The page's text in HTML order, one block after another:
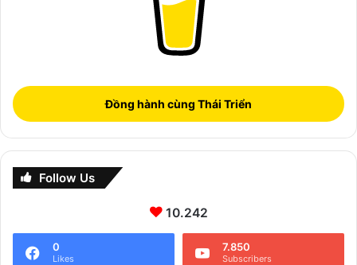
Đồng hành cùng Thái Triển
Follow Us
10.242
0
Likes
7.850
Subscribers